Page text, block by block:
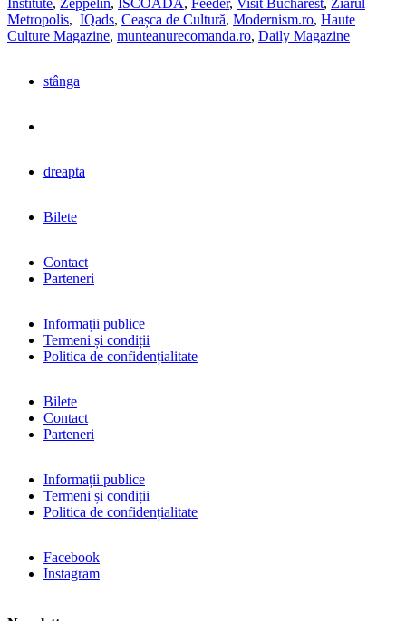
Metropolis, IQads, Ceașca de Cultură, Modernism.ro, Haute
Culture Magazine, munteanurecomanda.ro, Daily Magazine
stânga
dreapta
Bilete
Contact
Parteneri
Informații publice
Termeni și condiții
Politica de confidențialitate
Bilete
Contact
Parteneri
Informații publice
Termeni și condiții
Politica de confidențialitate
Facebook
Instagram